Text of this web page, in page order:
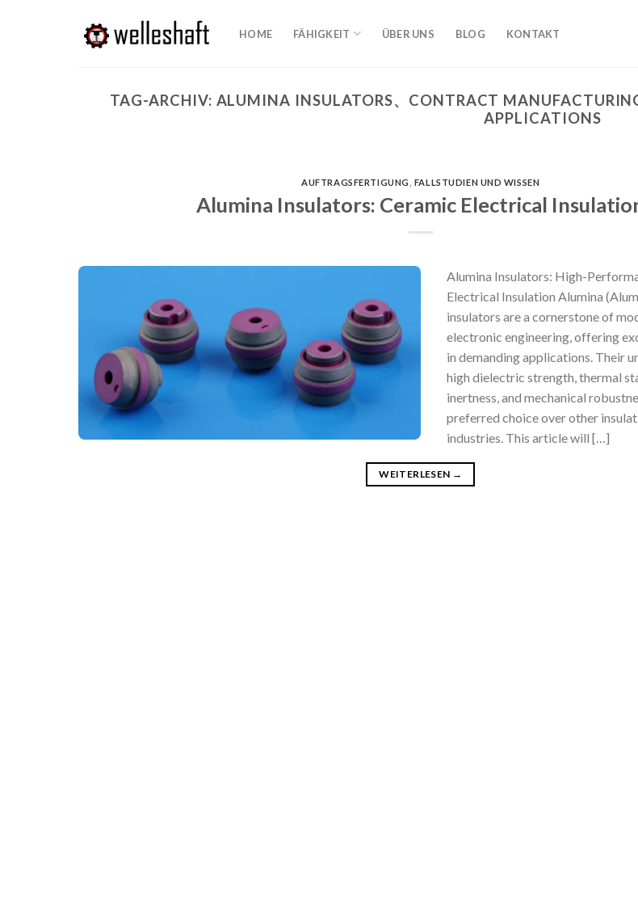
HOME FÄHIGKEIT ÜBER UNS BLOG KONTAKT
TAG-ARCHIV: ALUMINA INSULATORS、CONTRACT
APPLICATIONS
AUFTRAGSFERTIGUNG FALLSTUDIEN UND WISSEN
Alumina Insulators: Ceramic Electrical
Alumina Insulators: High-
Electrical Insulation Alumina
insulators are a cornerstone of
electronic engineering, offering
in demanding applications. Their
high dielectric strength, thermal
inertness, and mechanical
preferred choice over other
industries. This article will […]
WEITERLESEN →